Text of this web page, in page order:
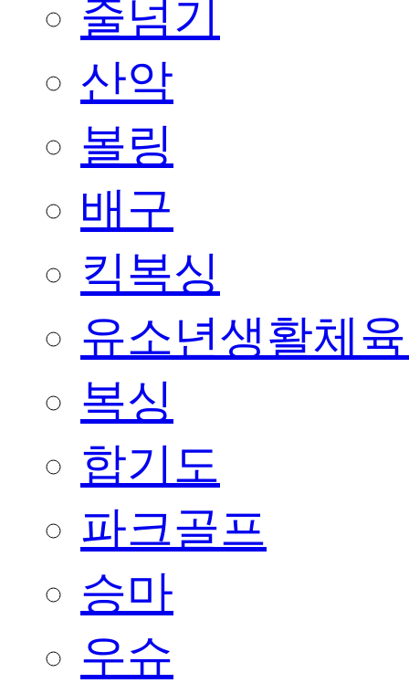
줄넘기
산악
볼링
배구
킥복싱
유소년생활체
복싱
합기도
파크골프
승마
우슈